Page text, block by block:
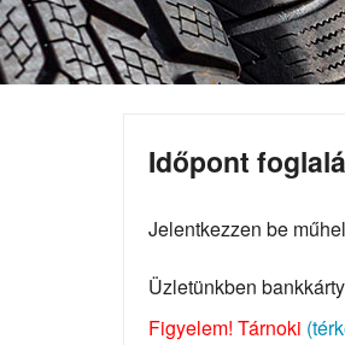
Időpont
Jelentkezzen be
Üzletünkben
Figyelem! Tárnoki